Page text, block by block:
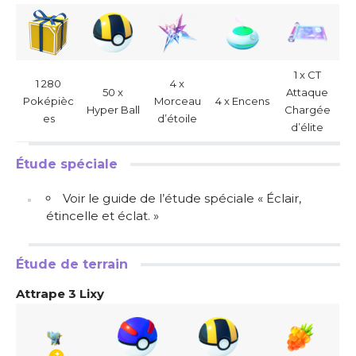
1 280
Poképièc
es
50 x
Hyper Ball
4 x
Morceau
d’étoile
4 x Encens
1 x CT
Attaque
Chargée
d’élite
Étude spéciale
Voir le guide de l’étude spéciale « Éclair,
étincelle et éclat. »
Étude de terrain
Attrape 3 Lixy